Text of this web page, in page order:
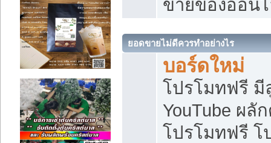
ขายของออน
ยอดขายไม่ดีควรทำอย่างไร
บอร์ดใหม่
โปรโมทฟรี มี
YouTube ผลั
โปรโมทฟรี โ